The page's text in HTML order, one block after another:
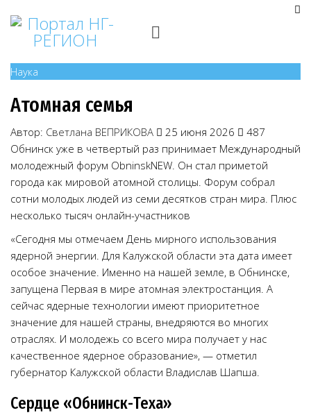
Наука
Атомная семья
Автор: Светлана ВЕПРИКОВА 25 июня 2026
487
Обнинск уже в четвертый раз принимает Международный
молодежный форум ObninskNEW. Он стал приметой
города как мировой атомной столицы. Форум собрал
сотни молодых людей из семи десятков стран мира. Плюс
несколько тысяч онлайн-участников
«Сегодня мы отмечаем День мирного использования
ядерной энергии. Для Калужской области эта дата имеет
особое значение. Именно на нашей земле, в Обнинске,
запущена Первая в мире атомная электростанция. А
сейчас ядерные технологии имеют приоритетное
значение для нашей страны, внедряются во многих
отраслях. И молодежь со всего мира получает у нас
качественное ядерное образование», — отметил
губернатор Калужской области Владислав Шапша.
Сердце «Обнинск-Теха»